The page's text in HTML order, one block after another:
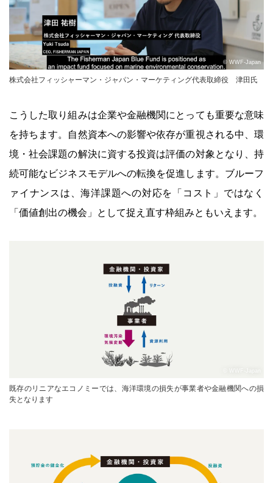
© WWF-Japan
株式会社フィッシャーマン・ジャパン・マーケティング代表取締役 津田氏
こうした取り組みは企業や金融機関にとっても重要な意味
を持ちます。自然資本への影響や依存が重視される中、環
境・社会課題の解決に資する投資は評価の対象となり、持
続可能なビジネスモデルへの転換を促進します。ブルーフ
ァイナンスは、海洋課題への対応を「コスト」ではなく
「価値創出の機会」として捉え直す枠組みともいえます。
既存のリニアなエコノミーでは、海洋環境の損失が事業者や金融機関への損
失となります